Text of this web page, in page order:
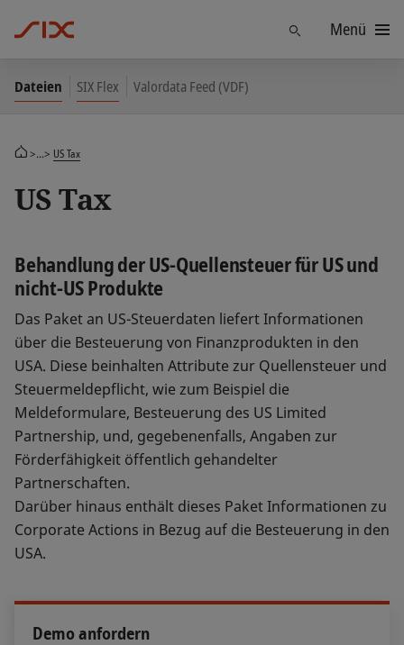
FindenMenü
Dateien SIX Flex Valordata Feed (VDF)
>...> US Tax
US Tax
Behandlung der US-Quellensteuer für US und
nicht-US Produkte
Das Paket an US-Steuerdaten liefert Informationen
über die Besteuerung von Finanzprodukten in den
USA. Diese beinhalten Attribute zur Quellensteuer und
Steuermeldepflicht, wie zum Beispiel die
Meldeformulare, Besteuerung des US Limited
Partnership, und, gegebenenfalls, Angaben zur
Förderfähigkeit öffentlich gehandelter
Partnerschaften.
Darüber hinaus enthält dieses Paket Informationen zu
Corporate Actions in Bezug auf die Besteuerung in den
USA.
Demo anfordern